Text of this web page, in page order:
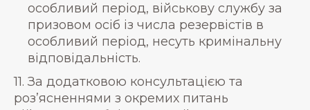
особливий період, військову службу за
призовом осіб із числа резервістів в
особливий період, несуть кримінальну
відповідальність.
11. За додатковою консультацією та
роз’ясненнями з окремих питань